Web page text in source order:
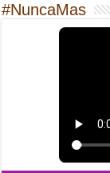
#NuncaMas